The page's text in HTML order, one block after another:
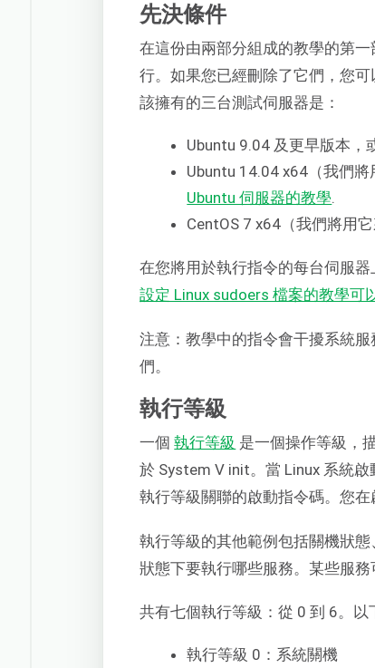
先決條件
在這份由兩部分組成的教學的第
行。如果您已經刪除了它們，您
該擁有的三台測試伺服器是：
Ubuntu 9.04 及更早版本，
Ubuntu 14.04 x64（我們
Ubuntu 伺服器的教學.
CentOS 7 x64（我們將用
在您將用於執行指令的每台伺服
設定 Linux sudoers 檔案的教學可
注意：教學中的指令會干擾系統
們。
執行等級
一個執行等級 是一個操作等級，
於 System V init。當 Linux 系統
執行等級關聯的啟動指令碼。您在
執行等級的其他範例包括關機狀
狀態下要執行哪些服務。某些服
共有七個執行等級：從 0 到 6。以
執行等級 0：系統關機